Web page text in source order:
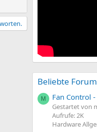
e
i
m
m
v
e
S
a
t
i
Beliebte
M Fan Control
Gestartet von
Aufrufe: 2K
Hardware